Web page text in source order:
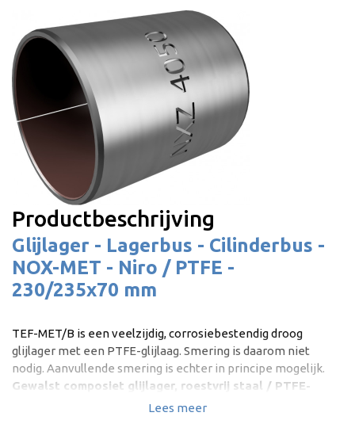
Productbeschrijving
Glijlager - Lagerbus - Cilinderbus -
NOX-MET - Niro / PTFE -
230/235x70 mm
TEF-MET/B is een veelzijdig, corrosiebestendig droog
glijlager met een PTFE-glijlaag. Smering is daarom niet
nodig. Aanvullende smering is echter in principe mogelijk.
Gewalst composiet glijlager, roestvrij staal / PTFE-
gecoat | Onderhoudsvrij droog glijlager |
Lees meer